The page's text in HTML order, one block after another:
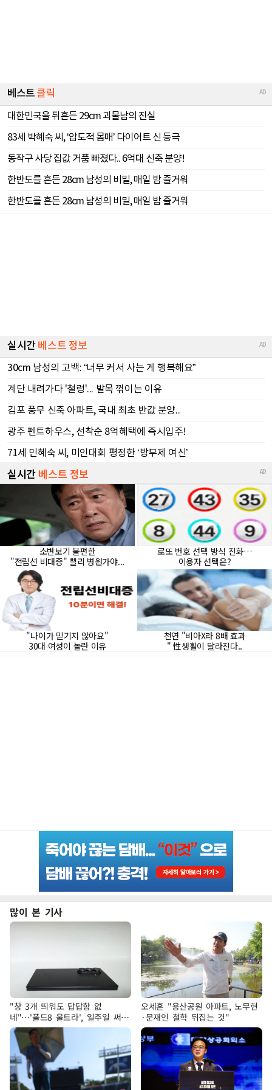
많이 본 기사
"창 3개 띄워도 답답함 없
네"…'폴드8 울트라', 일주일 써보
니
오세훈 "용산공원 아파트, 노무현
·문재인 철학 뒤집는 것"